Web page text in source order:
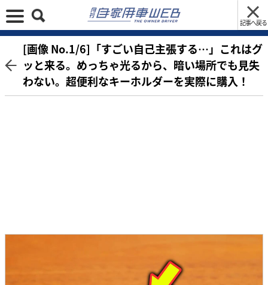
記事へ戻る
[画像 No.1/6]「すごい自己主張する…」これはグ
ッと来る。めっちゃ光るから、暗い場所でも見失
わない。超便利なキーホルダーを実際に購入！